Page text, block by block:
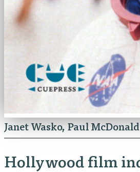
Janet Wasko Paul McDonald
Hollywood film